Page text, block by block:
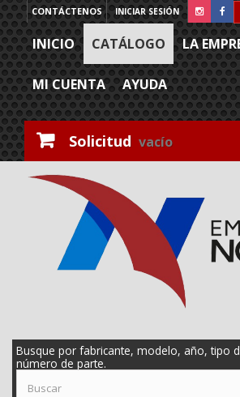
INICIAR SESIÓN
CONTÁCTENOS
INICIO CATÁLOGO LA
MI CUENTA AYUDA
Solicitud vacío
Busque por fabricante, modelo, año, tipo
número de parte.